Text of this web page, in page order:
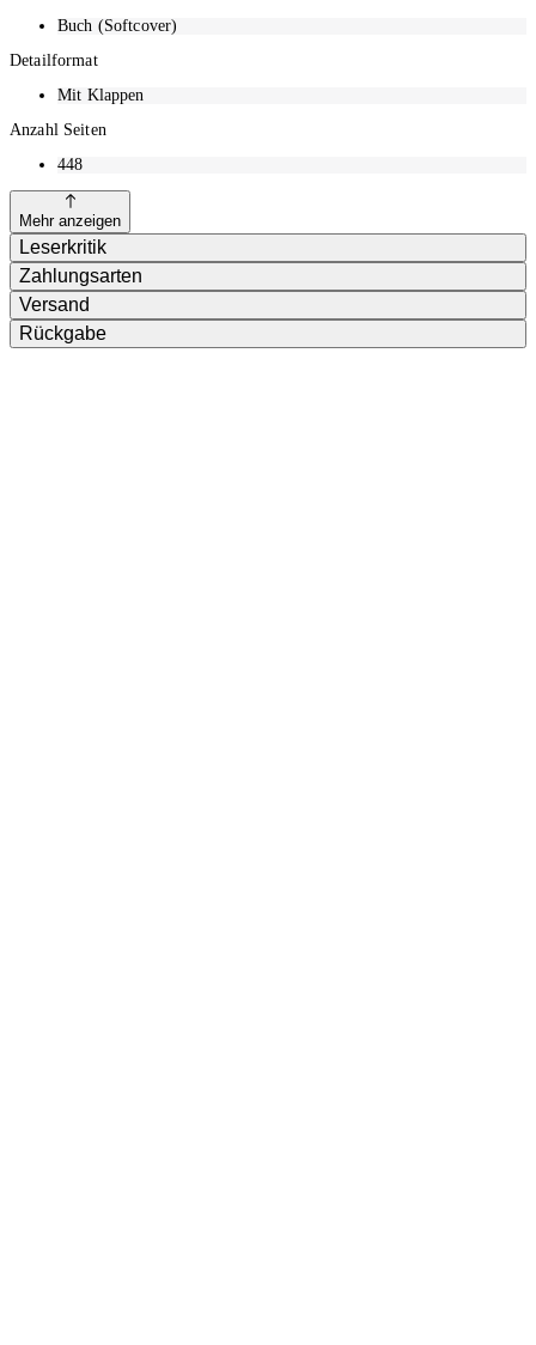
Buch (Softcover)
Detailformat
Mit Klappen
Anzahl Seiten
448
Mehr anzeigen
Leserkritik
Zahlungsarten
Versand
Rückgabe